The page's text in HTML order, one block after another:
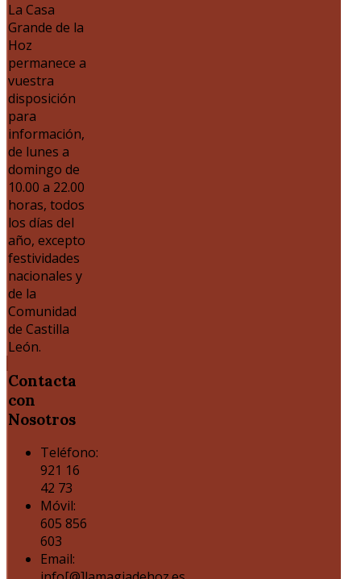
La Casa
Grande de la
Hoz
permanece a
vuestra
disposición
para
información,
de lunes a
domingo de
10.00 a 22.00
horas, todos
los días del
año, excepto
festividades
nacionales y
de la
Comunidad
de Castilla
León.
Contacta
con
Nosotros
Teléfono:
921 16
42 73
Móvil:
605 856
603
Email: